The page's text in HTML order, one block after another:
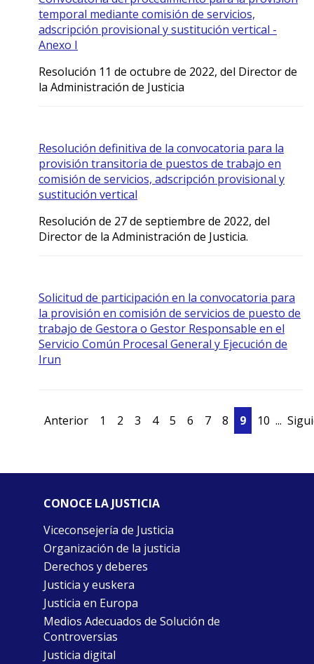
temporal mediante comisión de servicios,
adscripción provisional y sustitución vertical -
Anexo I
Resolución 11 de octubre de 2022, del Director de
la Administración de Justicia
Resolución definitiva de la convocatoria para la
provisión transitoria de puestos de trabajo en
comisión de servicios, adscripción provisional y
sustitución vertical
Resolución de 27 de septiembre de 2022, del
Director de la Administración de Justicia.
Solicitud de participación en la convocatoria para
la provisión en comisión de servicios de puesto de
trabajo de Gestora o Gestor Responsable en el
Servicio Común Procesal General y Ejecución de
Irun
Anterior 1 2 3 4 5 6 7 8 9 10 ...
CONOCE LA JUSTICIA
Viceconsejería de Justicia
Organización de la justicia
Derechos y deberes
Justicia y euskera
Justicia en Europa
Medios Adecuados de Solución de
Controversias
Justicia digital